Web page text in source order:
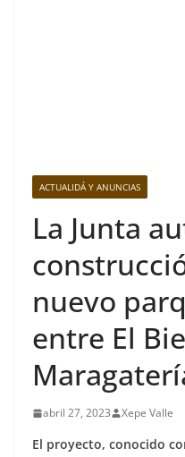
ACTUALIDÁ Y ANUNCIAS
La Junta
nuevo
entre El
abril 27, 2023 Xepe Valle
El proyecto, conocido